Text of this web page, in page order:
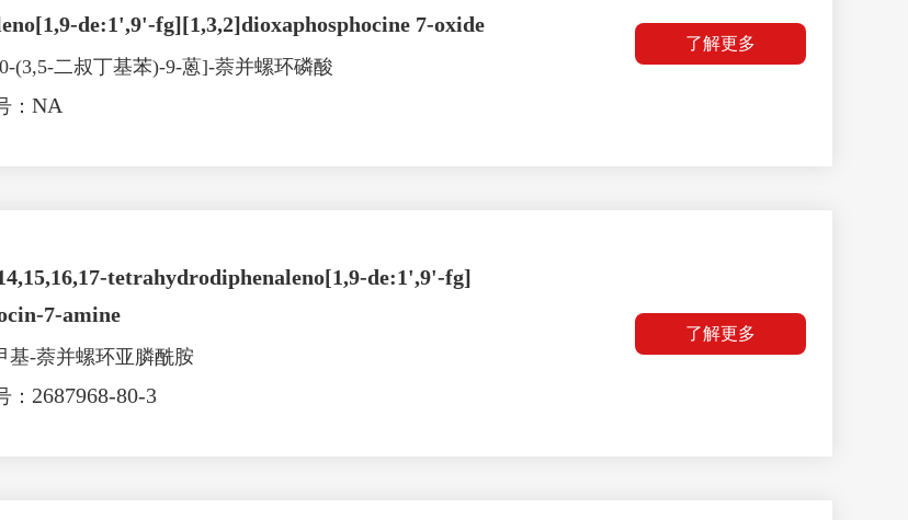
de:1',9'-fg][1,3,2]dioxaphosphocine 7-oxide
(3,5-二叔丁基苯)-9-蒽]-萘并螺环磷酸
： NA
了解更多
tetrahydrodiphenaleno[1,9-de:1',9'-fg]
7-amine
基-萘并螺环亚膦酰胺
： 2687968-80-3
了解更多